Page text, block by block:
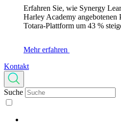
Erfahren Sie, wie Synergy
Harley Academy
Totara-Plattform um 43 %
Mehr erfahren
Kontakt
Suche